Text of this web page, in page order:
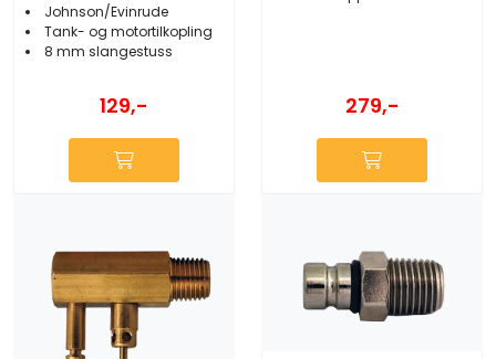
Johnson/Evinrude
Tank- og motortilkopling
8 mm slangestuss
129,- 279,-